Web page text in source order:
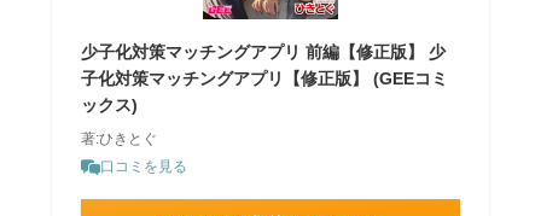
少子化対策マッチングアプリ 前編【修正版】 少
子化対策マッチングアプリ【修正版】 (GEEコミ
ックス)
著:ひきとぐ
口コミを見る